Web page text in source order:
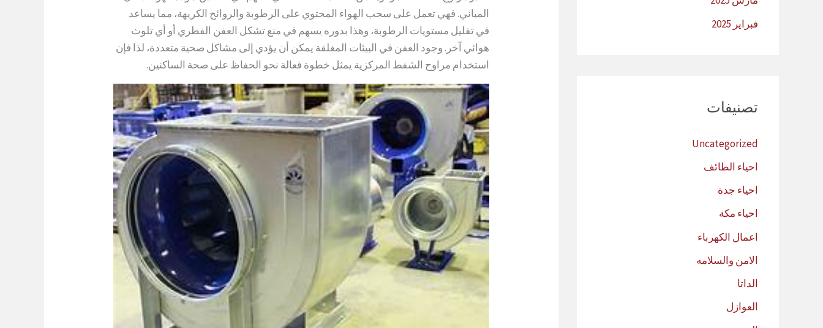
فبراير 2025
تصنيفات
Uncategorized
احياء الطائف
احياء جدة
احياء مكة
اعمال الكهرباء
الامن والسلامه
الداتا
العوازل
المباني. فهي تعمل على سحب الهواء المحتوي على الرطوبة والروائح الكريهة، مما يساعد
في تقليل مستويات الرطوبة، وهذا بدوره يسهم في منع تشكل العفن الفطري أو أي تلوث
هوائي آخر. وجود العفن في البيئات المغلقة يمكن أن يؤدي إلى مشاكل صحية متعددة، لذا فإن
استخدام مراوح الشفط المركزية يمثل خطوة فعالة نحو الحفاظ على صحة الساكنين.